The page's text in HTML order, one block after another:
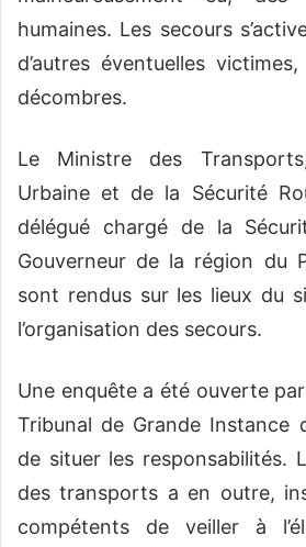
humaines. Les secours
d’autres éventuelles
décombres.
Le Ministre des
Urbaine et de la Sécurité
délégué chargé de la
Gouverneur de la région du
sont rendus sur les lieux du
l’organisation des secours.
Une enquête a été ouverte
Tribunal de Grande Instance
de situer les responsabilités.
des transports a en outre,
compétents de veiller à